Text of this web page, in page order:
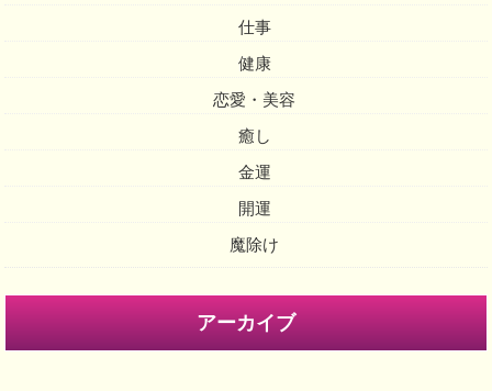
仕事
健康
恋愛・美容
癒し
金運
開運
魔除け
アーカイブ